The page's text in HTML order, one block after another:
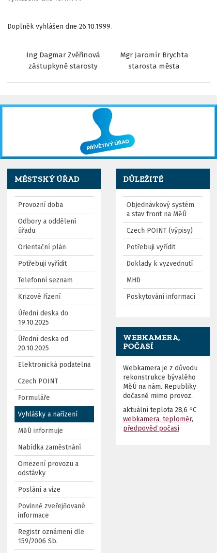
Doplněk vyhlášen dne 26.10.1999.
Ing Dagmar Zvěřinová
Mgr Jaromír Brychta
zástupkyně starosty
starosta města
MĚSTSKÝ ÚŘAD
Provozní doba
Odbory a oddělení
úřadu
Orientační plán
Potřebuji vyřídit
Telefonní seznam
Krizové řízení
Úřední deska do
19.10.2025
Úřední deska od
20.10.2025
Elektronická podatelna
Czech POINT
Formuláře
Vyhlášky a nařízení
MěÚ informuje
Nabídka zaměstnání
Omezení provozu a
odstávky
Poslání a vize
Povinně zveřejňované
informace
Registr oznámení dle
159/2006 Sb.
DŮLEŽITÉ
Objednávkový systém
a stav front na MěÚ
Czech POINT (výpisy)
Potřebuji vyřídit
Doklady k vyzvednutí
MHD
Poskytování informací
WEBKAMERA,
POČASÍ
Webkamera je z důvodu
rekonstrukce bývalého
MěÚ na nám. Republiky
dočasně mimo provoz.
aktuální teplota 28,6 oC
webkamera, teploměr,
předpověď počasí